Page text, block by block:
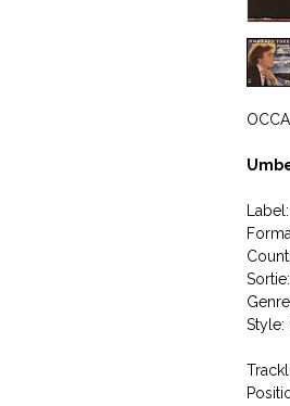
Style: